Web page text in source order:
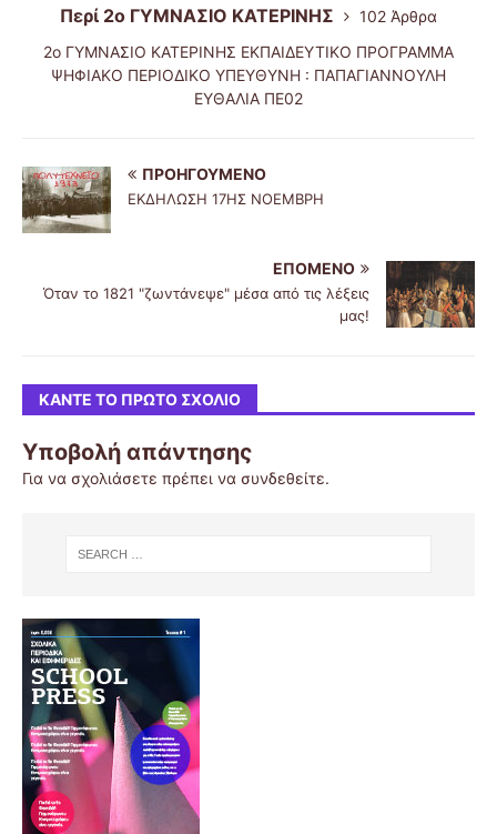
Περί 2ο ΓΥΜΝΑΣΙΟ ΚΑΤΕΡΙΝΗΣ
102 Άρθρα
2ο ΓΥΜΝΑΣΙΟ ΚΑΤΕΡΙΝΗΣ ΕΚΠΑΙΔΕΥΤΙΚΟ ΠΡΟΓΡΑΜΜΑ
ΨΗΦΙΑΚΟ ΠΕΡΙΟΔΙΚΟ ΥΠΕΥΘΥΝΗ : ΠΑΠΑΓΙAΝΝΟΥΛΗ
ΕΥΘΑΛΙΑ ΠE02
ΠΡΟΗΓΟΎΜΕΝΟ
ΕΚΔΗΛΩΣΗ 17ΗΣ ΝΟΕΜΒΡΗ
ΕΠΌΜΕΝΟ
Όταν το 1821 "ζωντάνεψε" μέσα από τις λέξεις
μας!
ΚΆΝΤΕ ΤΟ ΠΡΏΤΟ ΣΧΌΛΙΟ
Υποβολή απάντησης
Για να σχολιάσετε πρέπει να συνδεθείτε.